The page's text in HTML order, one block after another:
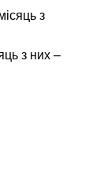
з
з них –